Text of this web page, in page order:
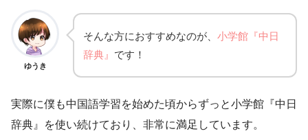
ゆうき
そんな方におすすめなのが、 小学館『中日
辞典』 です！
実際に僕も中国語学習を始めた頃からずっと小学館『中日
辞典』を使い続けており、非常に満足しています。